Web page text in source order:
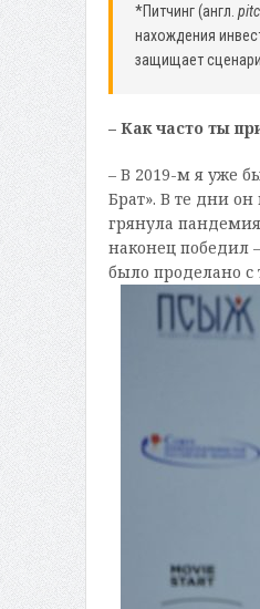
*Питчинг (англ.
нахождения
защищает
– Как часто ты
– В 2019-м я уже
Брат». В те дни
грянула
наконец победил
было проделано с